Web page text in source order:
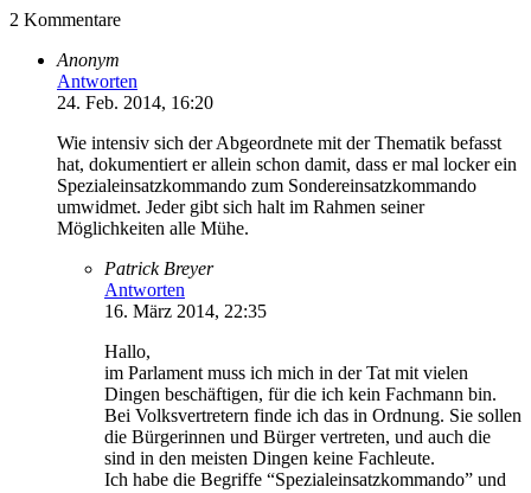
2 Kommentare
Anonym
Antworten
24. Feb. 2014, 16:20
Wie intensiv sich der Abgeordnete mit der Thematik befasst
hat, dokumentiert er allein schon damit, dass er mal locker ein
Spezialeinsatzkommando zum Sondereinsatzkommando
umwidmet. Jeder gibt sich halt im Rahmen seiner
Möglichkeiten alle Mühe.
Patrick Breyer
Antworten
16. März 2014, 22:35
Hallo,
im Parlament muss ich mich in der Tat mit vielen
Dingen beschäftigen, für die ich kein Fachmann bin.
Bei Volksvertretern finde ich das in Ordnung. Sie sollen
die Bürgerinnen und Bürger vertreten, und auch die
sind in den meisten Dingen keine Fachleute.
Ich habe die Begriffe “Spezialeinsatzkommando” und